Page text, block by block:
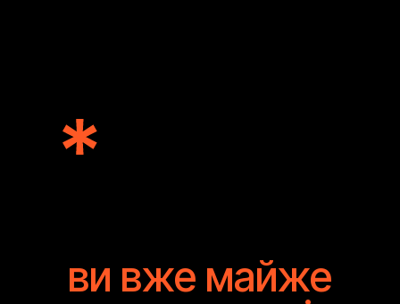
ви вже майже